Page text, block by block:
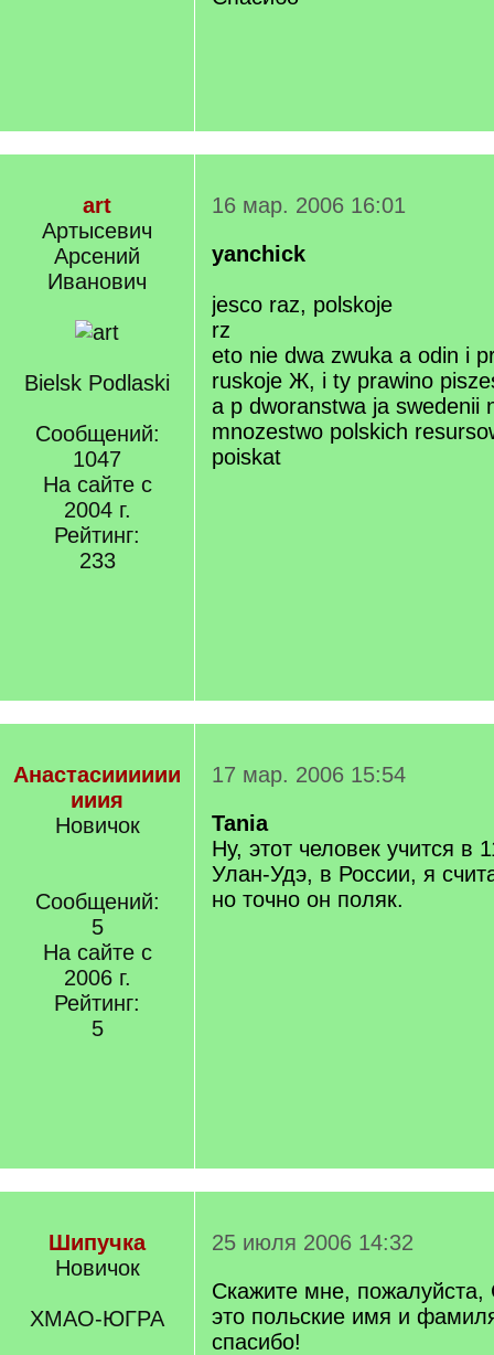
art
Артысевич
Арсений
Иванович
Bielsk Podlaski
Сообщений:
1047
На сайте с
2004 г.
Рейтинг:
233
16 мар. 2006 16:01
yanchick
jesco raz, polskoje
rz
eto nie dwa zwuka a odin i
ruskoje Ж, i ty prawino
a p dworanstwa ja swedenii
mnozestwo polskich
poiskat
Анастасииииии
ииия
Новичок
Сообщений:
5
На сайте с
2006 г.
Рейтинг:
5
17 мар. 2006 15:54
Tania
Ну, этот человек учится в
Улан-Удэ, в России, я
но точно он поляк.
Шипучка
Новичок
ХМАО-ЮГРА
25 июля 2006 14:32
Скажите мне, пожалуйста,
это польские имя и
спасибо!